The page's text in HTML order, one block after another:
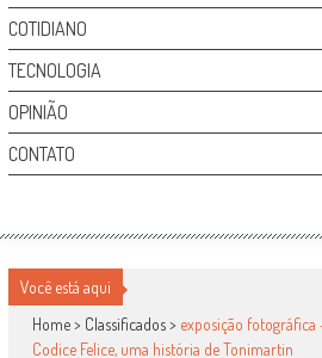
COTIDIANO
TECNOLOGIA
OPINIÃO
CONTATO
Você está aqui
Home > Classificados> exposição fotográfica
Codice Felice, uma história de Tonimartin
EXPOSIÇÃO FOTOGRÁFICA –
SOBREVIVENTES, EPISÓDIO
HISTÓRIA DE TONIMARTIN